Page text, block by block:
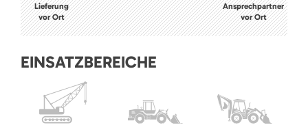
Lieferung
vor Ort
Ansprechpartner
vor Ort
EINSATZBEREICHE